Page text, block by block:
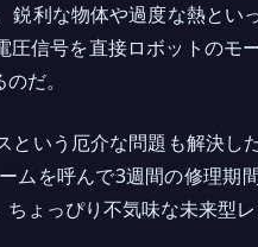
利な物体や過度な熱とい
信号を直接ロボットのモ
だ。
いう厄介な問題も解決し
ムを呼んで3週間の修理期
ょっぴり不気味な未来型レ